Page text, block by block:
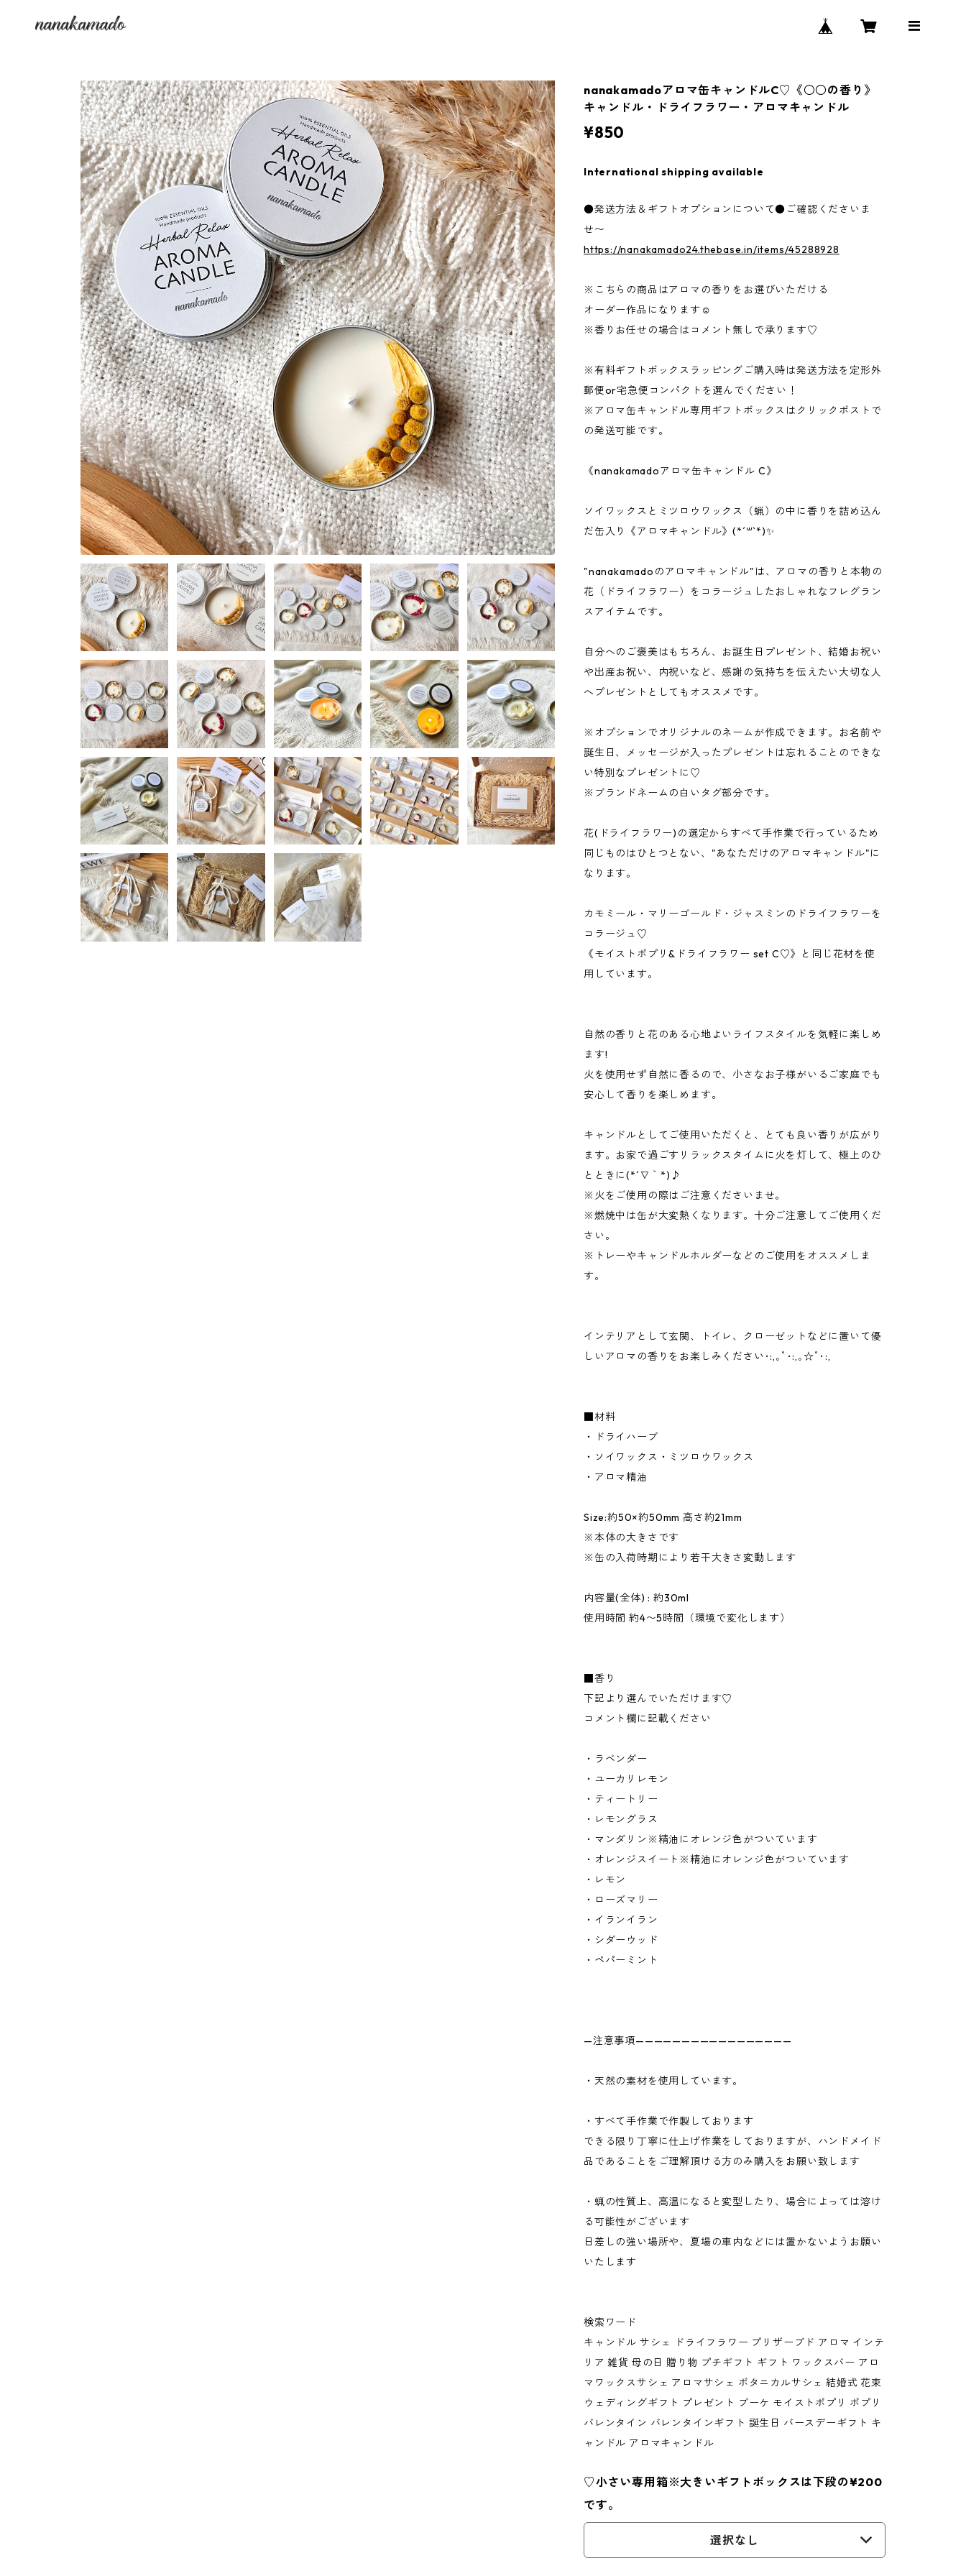
nanakamadoアロマ缶キャンドルC♡《○○の香り》
キャンドル・ドライフラワー・アロマキャンドル
¥850
International shipping available
●発送方法＆ギフトオプションについて●ご確認くださいま
せ〜
https://nanakamado24.thebase.in/items/45288928
※こちらの商品はアロマの香りをお選びいただける
オーダー作品になります☺︎
※香りお任せの場合はコメント無しで承ります♡
※有料ギフトボックスラッピングご購入時は発送方法を定形外
郵便or宅急便コンパクトを選んでください！
※アロマ缶キャンドル専用ギフトボックスはクリックポストで
の発送可能です。
《nanakamadoアロマ缶キャンドル C》
ソイワックスとミツロウワックス（蝋）の中に香りを詰め込ん
だ缶入り《アロマキャンドル》(*´꒳`*)✨
"nanakamadoのアロマキャンドル"は、アロマの香りと本物の
花（ドライフラワー）をコラージュしたおしゃれなフレグラン
スアイテムです。
自分へのご褒美はもちろん、お誕生日プレゼント、結婚お祝い
や出産お祝い、内祝いなど、感謝の気持ちを伝えたい大切な人
へプレゼントとしてもオススメです。
※オプションでオリジナルのネームが作成できます。お名前や
誕生日、メッセージが入ったプレゼントは忘れることのできな
い特別なプレゼントに♡
※ブランドネームの白いタグ部分です。
花(ドライフラワー)の選定からすべて手作業で行っているため
同じものはひとつとない、"あなただけのアロマキャンドル"に
なります。
カモミール・マリーゴールド・ジャスミンのドライフラワーを
コラージュ♡
《モイストポプリ&ドライフラワー set C♡》と同じ花材を使
用しています。
自然の香りと花のある心地よいライフスタイルを気軽に楽しめ
ます!
火を使用せず自然に香るので、小さなお子様がいるご家庭でも
安心して香りを楽しめます。
キャンドルとしてご使用いただくと、とても良い香りが広がり
ます。お家で過ごすリラックスタイムに火を灯して、極上のひ
とときに(*´∇｀*)♪
※火をご使用の際はご注意くださいませ。
※燃焼中は缶が大変熱くなります。十分ご注意してご使用くだ
さい。
※トレーやキャンドルホルダーなどのご使用をオススメしま
す。
インテリアとして玄関、トイレ、クローゼットなどに置いて優
しいアロマの香りをお楽しみください･:,｡ﾟ･:,｡☆ﾟ･:,
■材料
・ドライハーブ
・ソイワックス・ミツロウワックス
・アロマ精油
Size:約50×約50mm 高さ約21mm
※本体の大きさです
※缶の入荷時期により若干大きさ変動します
内容量(全体) : 約30ml
使用時間 約4〜5時間（環境で変化します）
■香り
下記より選んでいただけます♡
コメント欄に記載ください
・ラベンダー
・ユーカリレモン
・ティートリー
・レモングラス
・マンダリン※精油にオレンジ色がついています
・オレンジスイート※精油にオレンジ色がついています
・レモン
・ローズマリー
・イランイラン
・シダーウッド
・ペパーミント
—注意事項—————————————————
・天然の素材を使用しています。
・すべて手作業で作製しております
できる限り丁寧に仕上げ作業をしておりますが、ハンドメイド
品であることをご理解頂ける方のみ購入をお願い致します
・蝋の性質上、高温になると変型したり、場合によっては溶け
る可能性がございます
日差しの強い場所や、夏場の車内などには置かないようお願い
いたします
検索ワード
キャンドル サシェ ドライフラワー プリザーブド アロマ インテ
リア 雑貨 母の日 贈り物 プチギフト ギフト ワックスバー アロ
マワックスサシェ アロマサシェ ボタニカルサシェ 結婚式 花束
ウェディングギフト プレゼント ブーケ モイストポプリ ポプリ
バレンタイン バレンタインギフト 誕生日 バースデーギフト キ
ャンドル アロマキャンドル
♡小さい専用箱※大きいギフトボックスは下段の¥200
です。
選択なし